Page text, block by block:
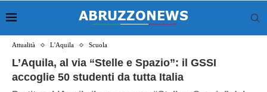
Attualità L'Aquila Scuola
L’Aquila, al via “Stelle e Spazio”: il GSSI
accoglie 50 studenti da tutta Italia